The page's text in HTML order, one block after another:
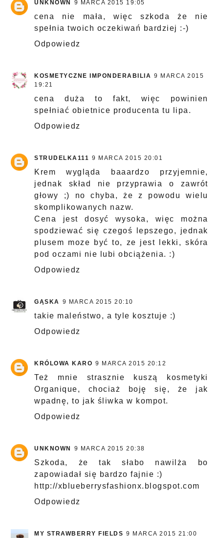
UNKNOWN 9 MARCA 2015 19:05
cena nie mała, więc szkoda że nie
spełnia twoich oczekiwań bardziej :-)
Odpowiedz
KOSMETYCZNE IMPONDERABILIA 9 MARCA 2015
19:21
cena duża to fakt, więc powinien
spełniać obietnice producenta tu lipa.
Odpowiedz
STRUDELKA111 9 MARCA 2015 20:01
Krem wygląda baaardzo przyjemnie,
jednak skład nie przyprawia o zawrót
głowy ;) no chyba, że z powodu wielu
skomplikowanych nazw.
Cena jest dosyć wysoka, więc można
spodziewać się czegoś lepszego, jednak
plusem moze być to, ze jest lekki, skóra
pod oczami nie lubi obciążenia. :)
Odpowiedz
GĄSKA 9 MARCA 2015 20:10
takie maleństwo, a tyle kosztuje :)
Odpowiedz
KRÓLOWA KARO 9 MARCA 2015 20:12
Też mnie strasznie kuszą kosmetyki
Organique, chociaż boję się, że jak
wpadnę, to jak śliwka w kompot.
Odpowiedz
UNKNOWN 9 MARCA 2015 20:38
Szkoda, że tak słabo nawilża bo
zapowiadał się bardzo fajnie :)
http://xblueberrysfashionx.blogspot.com
Odpowiedz
MY STRAWBERRY FIELDS 9 MARCA 2015 21:00